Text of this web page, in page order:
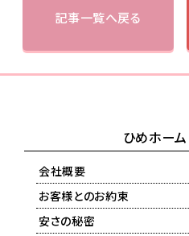
記事一覧へ戻る
ひめホー
会社概要
お客様とのお約束
安さの秘密